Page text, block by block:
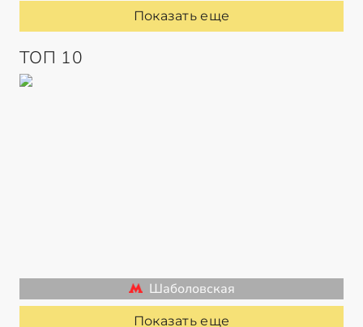
Показать еще
ТОП 10
Шаболовская
Показать еще